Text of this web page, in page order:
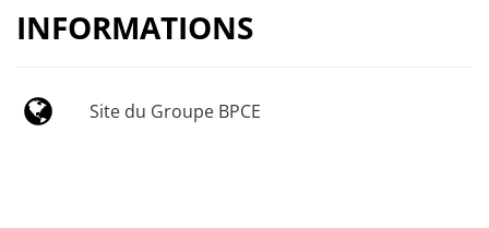
INFORMATIONS
Site du Groupe BPCE